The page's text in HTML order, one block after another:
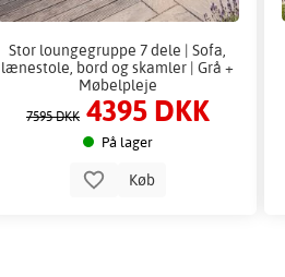
Stor loungegruppe 7 dele | Sofa,
lænestole, bord og skamler | Grå +
Møbelpleje
7595 DKK 4395 DKK
På lager
Køb